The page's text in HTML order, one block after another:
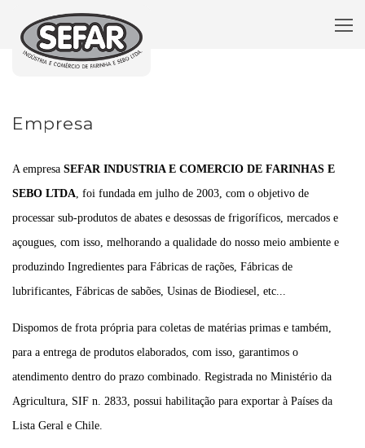
Empresa
A empresa SEFAR INDUSTRIA E COMERCIO DE FARINHAS E
SEBO LTDA, foi fundada em julho de 2003, com o objetivo de
processar sub-produtos de abates e desossas de frigoríficos, mercados e
açougues, com isso, melhorando a qualidade do nosso meio ambiente e
produzindo Ingredientes para Fábricas de rações, Fábricas de
lubrificantes, Fábricas de sabões, Usinas de Biodiesel, etc...
Dispomos de frota própria para coletas de matérias primas e também,
para a entrega de produtos elaborados, com isso, garantimos o
atendimento dentro do prazo combinado. Registrada no Ministério da
Agricultura, SIF n. 2833, possui habilitação para exportar à Países da
Lista Geral e Chile.